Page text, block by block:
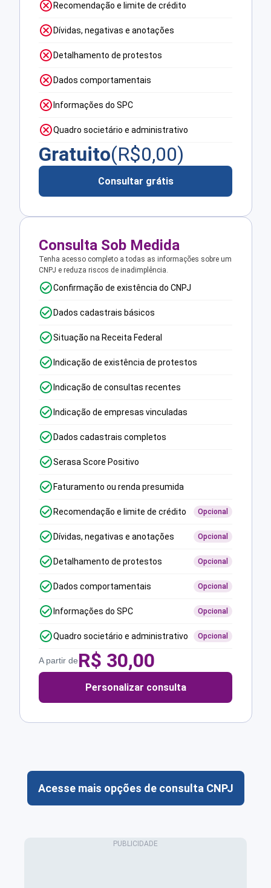
Recomendação e limite de crédito
Dívidas, negativas e anotações
Detalhamento de protestos
Dados comportamentais
Informações do SPC
Quadro societário e administrativo
Gratuito(R$0,00)
Consultar grátis
Consulta Sob Medida
Tenha acesso completo a todas as informações sobre um
CNPJ e reduza riscos de inadimplência.
Confirmação de existência do CNPJ
Dados cadastrais básicos
Situação na Receita Federal
Indicação de existência de protestos
Indicação de consultas recentes
Indicação de empresas vinculadas
Dados cadastrais completos
Serasa Score Positivo
Faturamento ou renda presumida
Recomendação e limite de crédito Opcional
Dívidas, negativas e anotações Opcional
Detalhamento de protestos Opcional
Dados comportamentais Opcional
Informações do SPC Opcional
Quadro societário e administrativo Opcional
A partir deR$ 30,00
Personalizar consulta
Acesse mais opções de consulta CNPJ